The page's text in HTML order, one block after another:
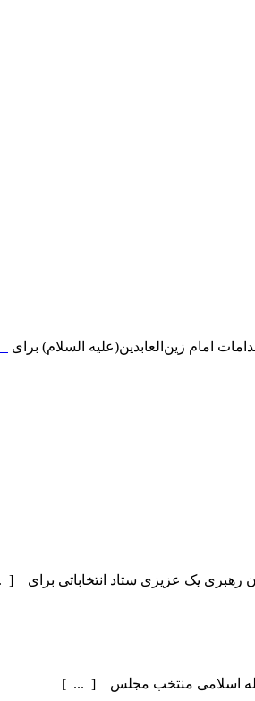
امام زین‌العابدین(علیه السلام) برای
رهبری یک عزیزی ستاد انتخاباتی برای
الله اسلامی منتخب مجلس [ ... ]